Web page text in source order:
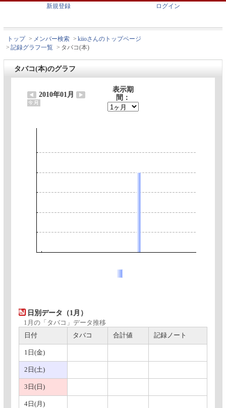
新規登録 ログイン
トップ > メンバー検索 > kiioさんのトップページ
> 記録グラフ一覧 > タバコ(本)
タバコ(本)のグラフ
2010年01月
表示期
間：
日別データ（1月）
1月の「タバコ」データ推移
日付
タバコ 合計値 記録ノート
1日(金)
2日(土)
3日(日)
4日(月)